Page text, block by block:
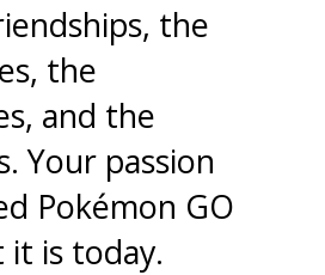
the
the
and the
Your passion
Pokémon GO
is today.